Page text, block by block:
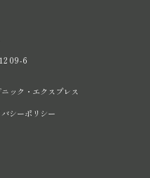
6
ック・エクスプレス
バシーポリシー